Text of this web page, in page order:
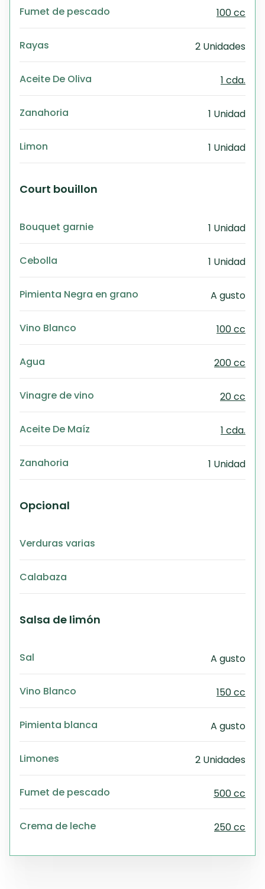
Fumet de pescado 100 cc
Rayas 2 Unidades
Aceite De Oliva 1 cda.
Zanahoria 1 Unidad
Limon 1 Unidad
Court bouillon
Bouquet garnie 1 Unidad
Cebolla 1 Unidad
Pimienta Negra en grano A gusto
Vino Blanco 100 cc
Agua 200 cc
Vinagre de vino 20 cc
Aceite De Maíz 1 cda.
Zanahoria 1 Unidad
Opcional
Verduras varias
Calabaza
Salsa de limón
Sal A gusto
Vino Blanco 150 cc
Pimienta blanca A gusto
Limones 2 Unidades
Fumet de pescado 500 cc
Crema de leche 250 cc